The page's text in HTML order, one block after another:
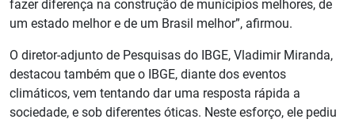
fazer diferença na construção de munícipios melhores, de
um estado melhor e de um Brasil melhor”, afirmou.
O diretor-adjunto de Pesquisas do IBGE, Vladimir Miranda,
destacou também que o IBGE, diante dos eventos
climáticos, vem tentando dar uma resposta rápida a
sociedade, e sob diferentes óticas. Neste esforço, ele pediu